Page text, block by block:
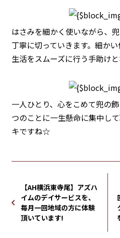
はさみを細かく使いながら、
丁寧に切っていきます。細か
生活をスムーズに行う手助けと
一人ひとり、心をこめて兜の
つのことに一生懸命に集中し
キですね☆
【AH横浜東寺尾】アズハ
イムのデイサービスを、
毎月一回地域の方に体験
頂いています!